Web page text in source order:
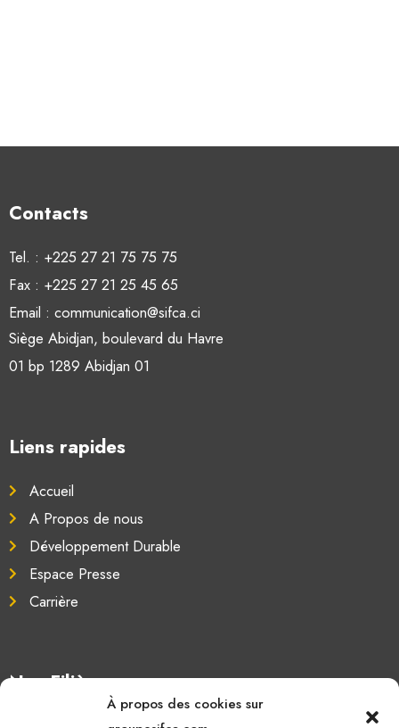
À propos des cookies sur
Contacts
Tel. : +225 27 21 75 75 75
Fax : +225 27 21 25 45 65
Email : communication@sifca.ci
Siège Abidjan, boulevard du Havre
01 bp 1289 Abidjan 01
Liens rapides
Accueil
A Propos de nous
Développement Durable
Espace Presse
Carrière
Nos Filières